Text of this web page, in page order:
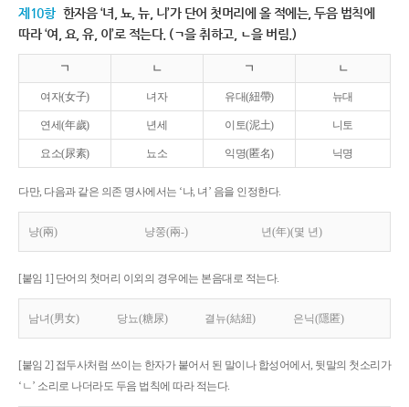
제10항 한자음 ‘녀, 뇨, 뉴, 니’가 단어 첫머리에 올 적에는, 두음 법칙에
따라 ‘여, 요, 유, 이’로 적는다. (ㄱ을 취하고, ㄴ을 버림.)
ㄱ ㄴ ㄱ ㄴ
여자(女子) 녀자 유대(紐帶) 뉴대
연세(年歲) 년세 이토(泥土) 니토
요소(尿素) 뇨소 익명(匿名) 닉명
다만, 다음과 같은 의존 명사에서는 ‘냐, 녀’ 음을 인정한다.
냥(兩) 냥쭝(兩-) 년(年)(몇 년)
[붙임 1] 단어의 첫머리 이외의 경우에는 본음대로 적는다.
남녀(男女) 당뇨(糖尿) 결뉴(結紐) 은닉(隱匿)
[붙임 2] 접두사처럼 쓰이는 한자가 붙어서 된 말이나 합성어에서, 뒷말의 첫소리가
‘ㄴ’ 소리로 나더라도 두음 법칙에 따라 적는다.